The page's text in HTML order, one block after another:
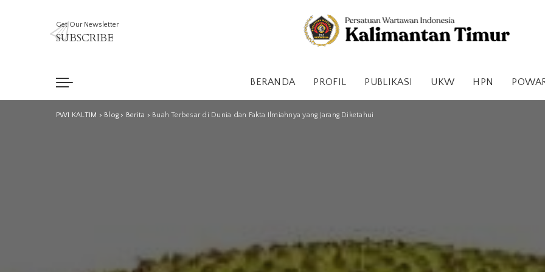
Get Our Newsletter
SUBSCRIBE
BERANDA PROFIL PUBLIKASI UKW HPN
PWI KALTIM > Blog > Berita > Buah Terbesar di Dunia dan Fakta Ilmiahnya yang Jarang Diketahui